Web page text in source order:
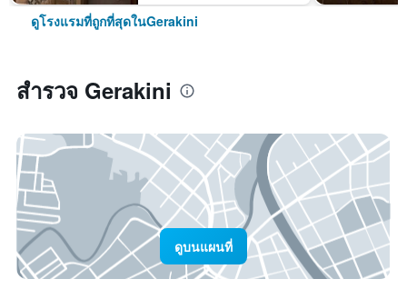
ดูโรงแรมที่ถูกที่สุดในGerakini
สำรวจ Gerakini
ดูบนแผนที่